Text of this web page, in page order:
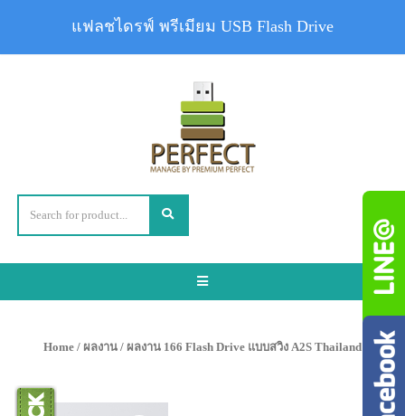
Toggle
Home / ผลงาน / ผลงาน 166 Flash Drive แบบสวิง A2S Thailand
แฟลชไดรฟ์ พรีเมียม USB Flash Drive